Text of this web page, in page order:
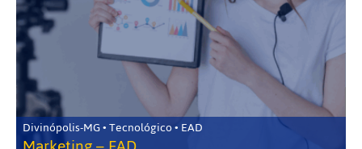
Divinópolis-MG • Tecnológico • EAD